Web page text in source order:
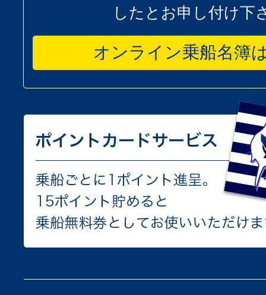
したとお申し付け下
オンライン乗船名簿